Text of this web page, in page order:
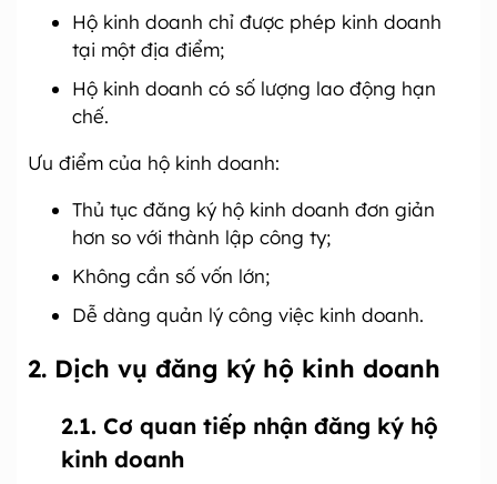
Hộ kinh doanh chỉ được phép kinh doanh
tại một địa điểm;
Hộ kinh doanh có số lượng lao động hạn
chế.
Ưu điểm của hộ kinh doanh:
Thủ tục đăng ký hộ kinh doanh đơn giản
hơn so với thành lập công ty;
Không cần số vốn lớn;
Dễ dàng quản lý công việc kinh doanh.
2. Dịch vụ đăng ký hộ kinh doanh
2.1. Cơ quan tiếp nhận đăng ký hộ
kinh doanh